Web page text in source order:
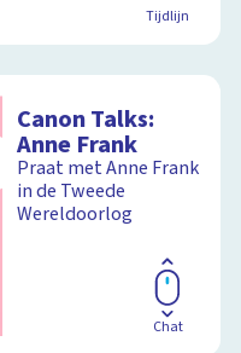
Tijdlijn
Canon Talks:
Anne Frank
Praat met Anne Frank
in de Tweede
Wereldoorlog
Chat